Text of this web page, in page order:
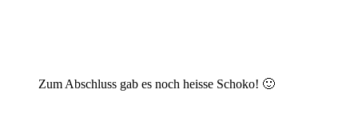
Zum Abschluss gab es noch heisse Schoko! 🙂